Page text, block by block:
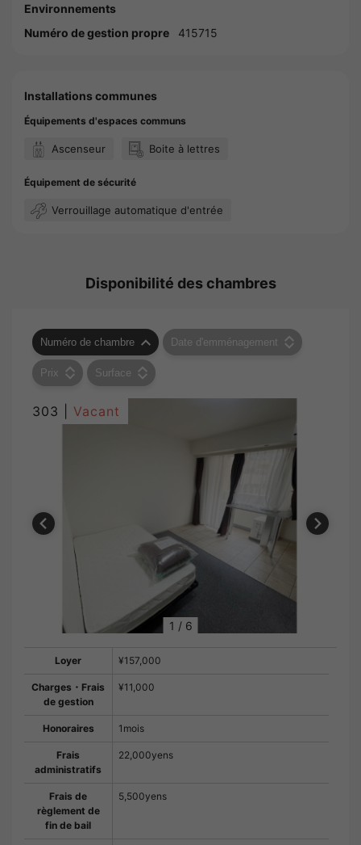
Environnements
Numéro de gestion propre
415715
Installations communes
Équipements d'espaces communs
Ascenseur Boite à lettres
Équipement de sécurité
Verrouillage automatique d'entrée
Disponibilité des chambres
Numéro de chambre Date d'emménagement
Prix Surface
303 | Vacant
1 / 6
Loyer ¥157,000
Charges・Frais
de gestion
¥11,000
Honoraires 1mois
Frais
administratifs
22,000yens
Frais de
règlement de
fin de bail
5,500yens